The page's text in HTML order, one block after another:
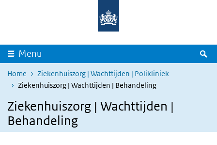
Overslaan en naar de inhoud gaan
Menu
Home
Ziekenhuiszorg | Wachttijden | Polikliniek
Ziekenhuiszorg | Wachttijden | Behandeling
Ziekenhuiszorg | Wachttijden |
Behandeling